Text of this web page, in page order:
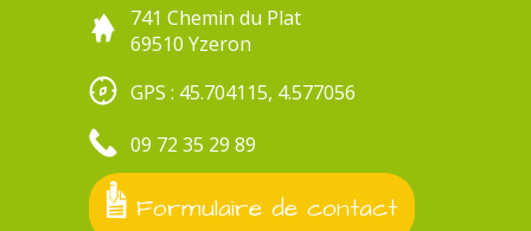
741 Chemin du Plat
69510 Yzeron
GPS : 45.704115, 4.577056
09 72 35 29 89
Formulaire de contact